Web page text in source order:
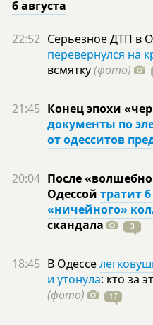
6 августа
22:52 Серьезное ДТП в
перевернулся на
всмятку(фото)
21:45 Конец эпохи
документы по
от одесситов
20:04 После
Одессой тратит
«ничейного»
скандала
3
18:45 В Одессе
и утонула: кто за
(фото)
17